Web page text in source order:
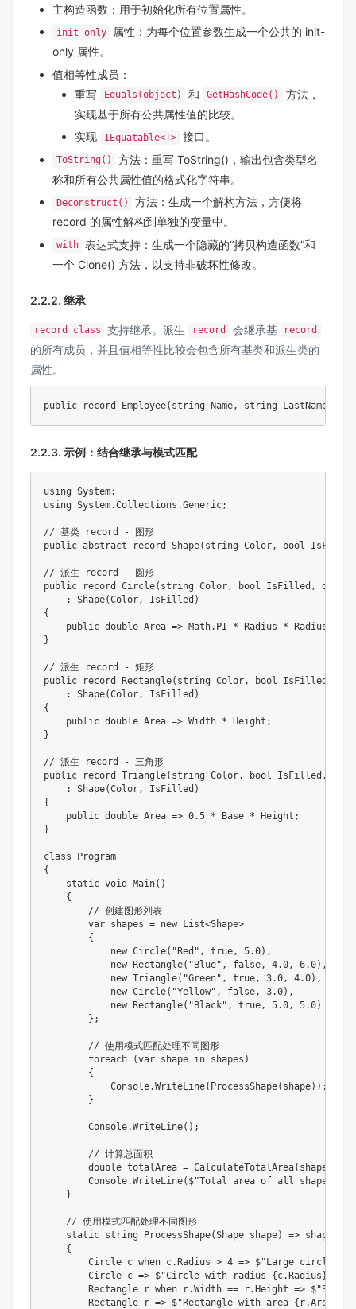
主构造函数：用于初始化所有位置属性。
init-only
属性：为每个位置参数生成一个公共的 init-
only 属性。
值相等性成员：
重写
Equals(object) 和 GetHashCode()
方法，
实现基于所有公共属性值的比较。
实现
IEquatable<T> 接口。
ToString()
方法：重写 ToString()，输出包含类型名
称和所有公共属性值的格式化字符串。
Deconstruct()
方法：生成一个解构方法，方便将
record 的属性解构到单独的变量中。
with 表达式支持：生成一个隐藏的“拷贝构造函数”和
一个 Clone() 方法，以支持非破坏性修改。
2.2.2. 继承
record class 支持继承。派生 record 会继承基 record
的所有成员，并且值相等性比较会包含所有基类和派生类的
属性。
2.2.3. 示例：结合继承与模式匹配
using System;
using System.Collections.Generic;
// 基类 record - 图形
public abstract record Shape(string Color, bool
// 派生 record - 圆形
public record Circle(string Color, bool IsFilled,
    : Shape(Color, IsFilled)
{
    public double Area => Math.PI * Radius * Radius;
}
// 派生 record - 矩形
public record Rectangle(string Color, bool IsFilled,
    : Shape(Color, IsFilled)
{
    public double Area => Width * Height;
}
// 派生 record - 三角形
public record Triangle(string Color, bool IsFilled,
    : Shape(Color, IsFilled)
{
    public double Area => 0.5 * Base * Height;
}
class Program
{
    static void Main()
    {
        // 创建图形列表
        var shapes = new List<Shape>
        {
            new Circle("Red", true, 5.0),
            new Rectangle("Blue", false, 4.0, 6.0),
            new Triangle("Green", true, 3.0, 4.0),
            new Circle("Yellow", false, 3.0),
            new Rectangle("Black", true, 5.0, 5.0)
        };
        // 使用模式匹配处理不同图形
        foreach (var shape in shapes)
        {
            Console.WriteLine(ProcessShape(shape));
        }
        Console.WriteLine();
        // 计算总面积
        double totalArea = CalculateTotalArea(shapes);
Console.WriteLine($"Total area of all shapes:
    }
    // 使用模式匹配处理不同图形
static string ProcessShape(Shape shape) => shape
    {
Circle c when c.Radius > 4 => $"Large circle
Circle c => $"Circle with radius {c.Radius} and
Rectangle r when r.Width == r.Height =>
Rectangle r => $"Rectangle with area